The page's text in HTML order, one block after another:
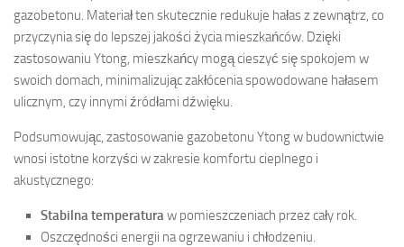
gazobetonu. Materiał ten skutecznie redukuje hałas z zewnątrz, co
przyczynia się do lepszej jakości życia mieszkańców. Dzięki
zastosowaniu Ytong, mieszkańcy mogą cieszyć się spokojem w
swoich domach, minimalizując zakłócenia spowodowane hałasem
ulicznym, czy innymi źródłami dźwięku.
Podsumowując, zastosowanie gazobetonu Ytong w budownictwie
wnosi istotne korzyści w zakresie komfortu cieplnego i
akustycznego:
Stabilna temperatura w pomieszczeniach przez cały rok.
Oszczędności energii na ogrzewaniu i chłodzeniu.